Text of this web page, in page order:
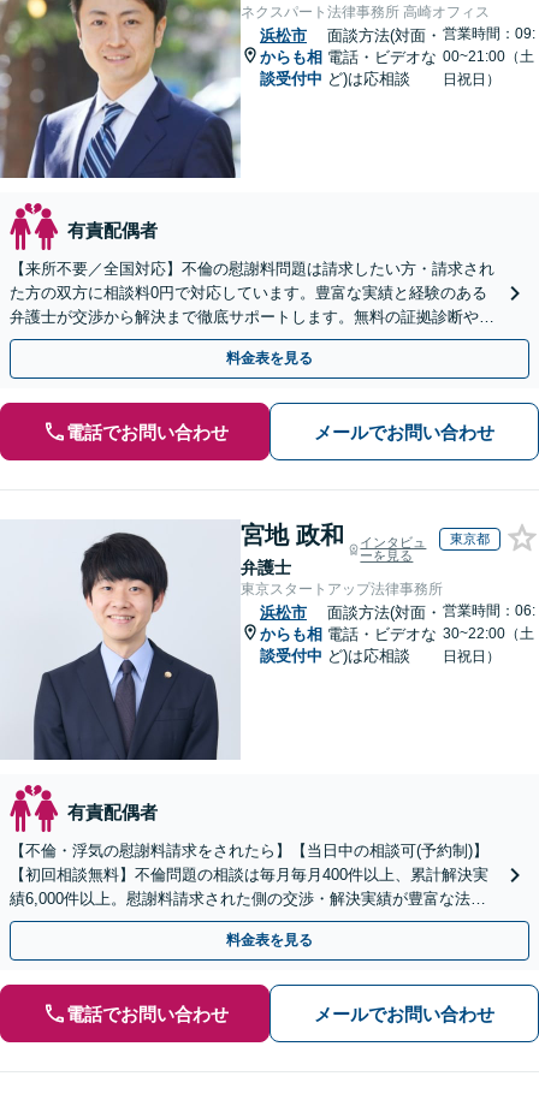
ネクスパート法律事務所 高崎オフィス
浜松市
からも相
談受付中
面談方法(対面・
電話・ビデオな
ど)は応相談
営業時間：09:
00~21:00（土
日祝日）
有責配偶者
【来所不要／全国対応】不倫の慰謝料問題は請求したい方・請求され
た方の双方に相談料0円で対応しています。豊富な実績と経験のある
弁護士が交渉から解決まで徹底サポートします。無料の証拠診断や着
手金の返還保証もありますので安心してご相談ください。
料金表を見る
電話でお問い合わせ メールでお問い合わせ
宮地 政和
弁護士
インタビュ
ーを見る
東京都
東京スタートアップ法律事務所
浜松市
からも相
談受付中
面談方法(対面・
電話・ビデオな
ど)は応相談
営業時間：06:
30~22:00（土
日祝日）
有責配偶者
【不倫・浮気の慰謝料請求をされたら】【当日中の相談可(予約制)】
【初回相談無料】不倫問題の相談は毎月毎月400件以上、累計解決実
績6,000件以上。慰謝料請求された側の交渉・解決実績が豊富な法律
事務所です。
料金表を見る
電話でお問い合わせ メールでお問い合わせ